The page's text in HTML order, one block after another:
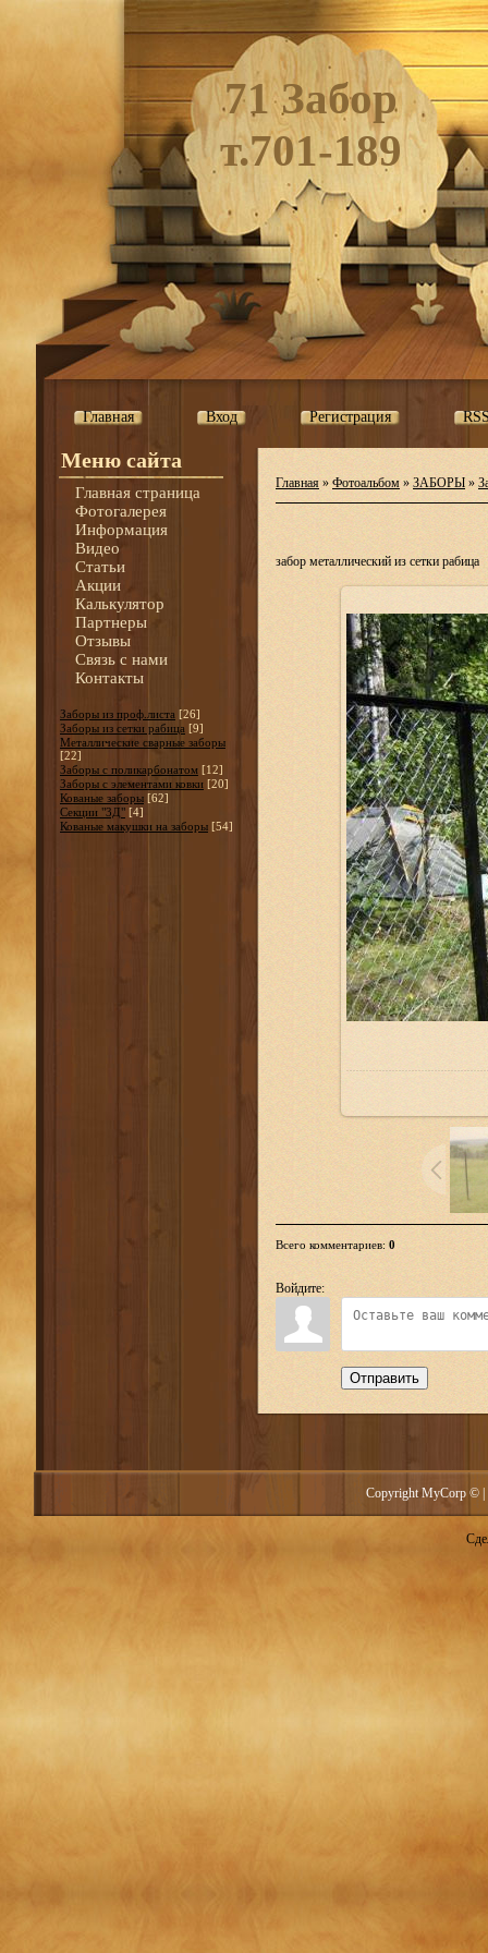
71 Забор
т.701-189
Главная Вход Регистрация
Меню сайта
Главная страница
Фотогалерея
Информация
Видео
Статьи
Акции
Калькулятор
Партнеры
Отзывы
Связь с нами
Контакты
Заборы из проф.листа [26]
Заборы из сетки рабица [9]
Металлические сварные заборы
[22]
Заборы с поликарбонатом [12]
Заборы с элементами ковки [20]
Кованые заборы [62]
Секции "3Д" [4]
Кованые макушки на заборы [54]
Главная » Фотоальбом » ЗАБОРЫ »
забор металлический из сетки рабица
Всего комментариев: 0
Войдите:
Отправить
Copyright MyCorp © |